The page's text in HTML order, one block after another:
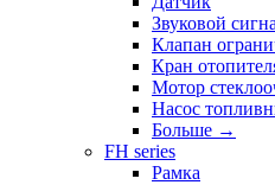
Звуковой
Клапан
Кран
Мотор
Насос
Больше →
FH series
Рамка